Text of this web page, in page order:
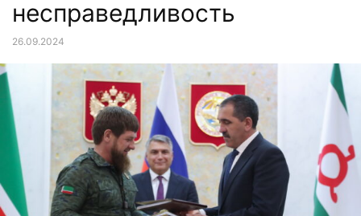
несправедливость
26.09.2024